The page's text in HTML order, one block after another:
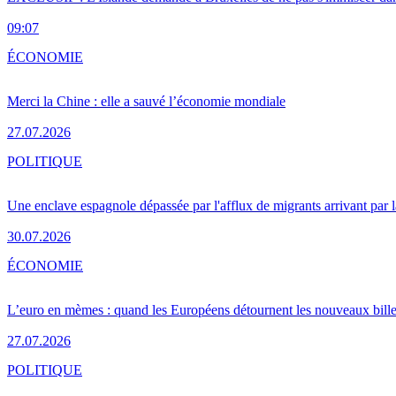
09:07
Merci la Chine : elle a sauvé l’économie mondiale
27.07.2026
ÉCONOMIE
Une enclave espagnole dépassée par l'afflux de migrants arrivant par
30.07.2026
POLITIQUE
L’euro en mèmes : quand les Européens détournent les nouveaux
27.07.2026
ÉCONOMIE
POLITIQUE